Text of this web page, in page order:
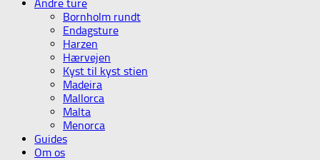
Andre ture
Bornholm rundt
Endagsture
Harzen
Hærvejen
Kyst til kyst stien
Madeira
Mallorca
Malta
Menorca
Guides
Om os